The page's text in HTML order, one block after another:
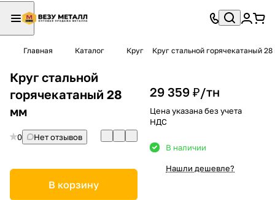
Главная Каталог Круг Круг стальной горячекатаный
Круг стальной
горячекатаный 28
мм
0 Нет отзывов
В корзину
29 359 ₽/тн
Цена указана без учета
НДС
В наличии
Нашли дешевле?